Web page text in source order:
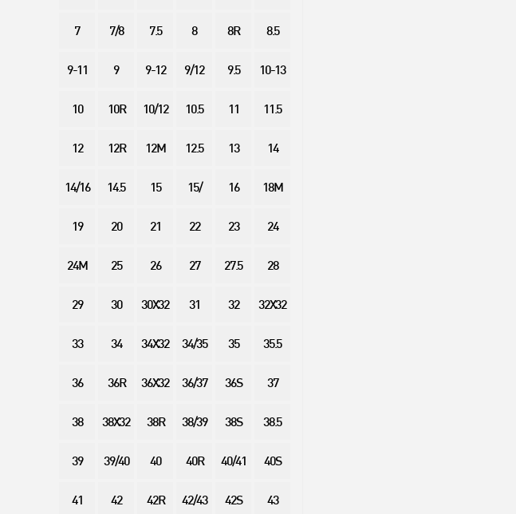
7 7/8 7.5 8 8R 8.5
9-11 9 9-12 9/12 9.5 10-13
10 10R 10/12 10.5 11 11.5
12 12R 12M 12.5 13 14
14/16 14.5 15 15/ 16 18M
19 20 21 22 23 24
24M 25 26 27 27.5 28
29 30 30X32 31 32 32X32
33 34 34X32 34/35 35 35.5
36 36R 36X32 36/37 36S 37
38 38X32 38R 38/39 38S 38.5
39 39/40 40 40R 40/41 40S
41 42 42R 42/43 42S 43